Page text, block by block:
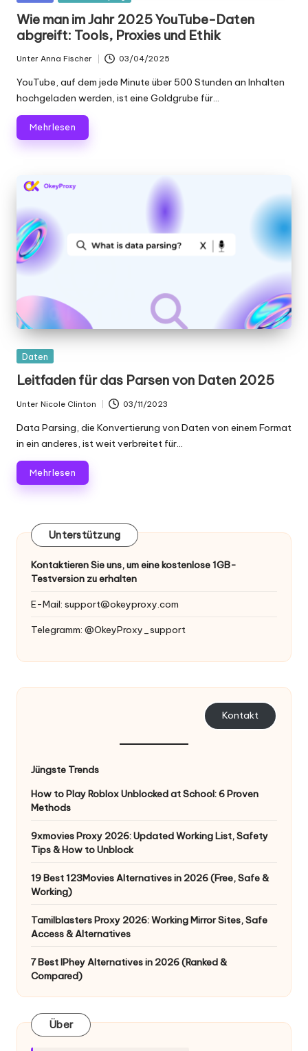
f
ü
r
je
d
e
B
e
d
a
rf
[
K
o
st
e
nl
o
s
e
e
st
er
o
n
O
Scraping
und
mehr.
Wie man im Jahr 2025 YouTube-Daten
abgreift: Tools, Proxies und Ethik
von
Unter Anna Fischer 03/04/2025
YouTube, auf dem jede Minute über 500 Stunden an Inhalten
hochgeladen werden, ist eine Goldgrube für...
Mehr lesen
Gepostet
Daten
Leitfaden für das Parsen von Daten 2025
Geschrieben
von
Unter Nicole Clinton 03/11/2023
Data Parsing, die Konvertierung von Daten von einem Format
in ein anderes, ist weit verbreitet für...
Mehr lesen
Unterstützung
Kontaktieren Sie uns, um eine kostenlose 1GB-
Testversion zu erhalten
E-Mail: support@okeyproxy.com
Telegramm: @OkeyProxy_support
Kontakt
Jüngste Trends
How to Play Roblox Unblocked at School: 6 Proven
Methods
9xmovies Proxy 2026: Updated Working List, Safety
Tips & How to Unblock
19 Best 123Movies Alternatives in 2026 (Free, Safe &
Working)
Tamilblasters Proxy 2026: Working Mirror Sites, Safe
Access & Alternatives
7 Best IPhey Alternatives in 2026 (Ranked &
Compared)
Über